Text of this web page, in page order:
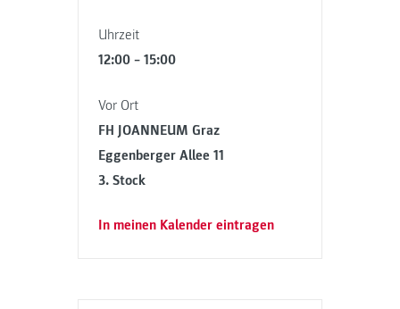
Uhrzeit
12:00 – 15:00
Vor Ort
FH JOANNEUM Graz
Eggenberger Allee 11
3. Stock
In meinen Kalender eintragen